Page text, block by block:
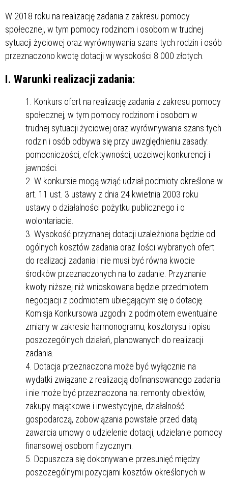
W 2018 roku na realizację zadania z zakresu pomocy
społecznej, w tym pomocy rodzinom i osobom w trudnej
sytuacji życiowej oraz wyrównywania szans tych rodzin i osób
przeznaczono kwotę dotacji w wysokości 8 000 złotych.
I. Warunki realizacji zadania:
Konkurs ofert na realizację zadania z zakresu pomocy
społecznej, w tym pomocy rodzinom i osobom w
trudnej sytuacji życiowej oraz wyrównywania szans tych
rodzin i osób odbywa się przy uwzględnieniu zasady:
pomocniczości, efektywności, uczciwej konkurencji i
jawności.
W konkursie mogą wziąć udział podmioty określone w
art. 11 ust. 3 ustawy z dnia 24 kwietnia 2003 roku
ustawy o działalności pożytku publicznego i o
wolontariacie.
Wysokość przyznanej dotacji uzależniona będzie od
ogólnych kosztów zadania oraz ilości wybranych ofert
do realizacji zadania i nie musi być równa kwocie
środków przeznaczonych na to zadanie. Przyznanie
kwoty niższej niż wnioskowana będzie przedmiotem
negocjacji z podmiotem ubiegającym się o dotację.
Komisja Konkursowa uzgodni z podmiotem ewentualne
zmiany w zakresie harmonogramu, kosztorysu i opisu
poszczególnych działań, planowanych do realizacji
zadania.
Dotacja przeznaczona może być wyłącznie na
wydatki związane z realizacją dofinansowanego zadania
i nie może być przeznaczona na: remonty obiektów,
zakupy majątkowe i inwestycyjne, działalność
gospodarczą, zobowiązania powstałe przed datą
zawarcia umowy o udzielenie dotacji, udzielanie pomocy
finansowej osobom fizycznym.
Dopuszcza się dokonywanie przesunięć między
poszczególnymi pozycjami kosztów określonych w